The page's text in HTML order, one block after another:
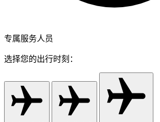
专属服务人员
选择您的出行时刻：